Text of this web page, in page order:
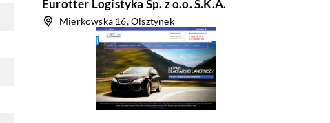
Eurotter Logistyka Sp. z o.o. S.K.A.
Mierkowska 16, Olsztynek